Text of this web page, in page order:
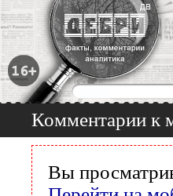
Комментарии к
Вы